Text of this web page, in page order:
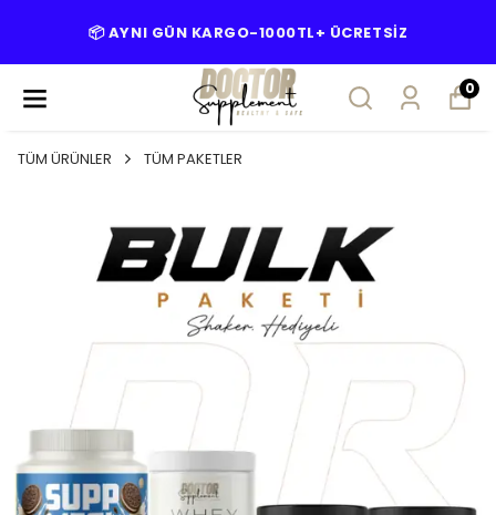
📦 AYNI GÜN KARGO-1000TL+ ÜCRETSİZ
0
TÜM ÜRÜNLER TÜM PAKETLER